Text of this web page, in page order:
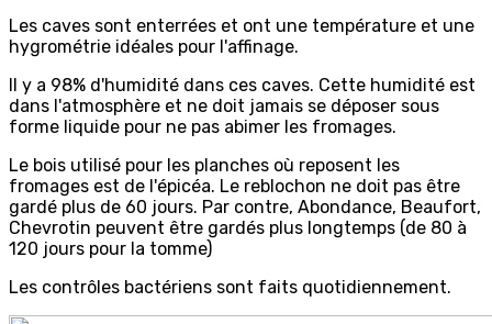
Les caves sont enterrées et ont une température et une
hygrométrie idéales pour l'affinage.
Il y a 98% d'humidité dans ces caves. Cette humidité est
dans l'atmosphère et ne doit jamais se déposer sous
forme liquide pour ne pas abimer les fromages.
Le bois utilisé pour les planches où reposent les
fromages est de l'épicéa. Le reblochon ne doit pas être
gardé plus de 60 jours. Par contre, Abondance, Beaufort,
Chevrotin peuvent être gardés plus longtemps (de 80 à
120 jours pour la tomme)
Les contrôles bactériens sont faits quotidiennement.